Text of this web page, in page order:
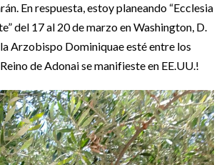
En respuesta, estoy planeando “Ecclesia
del 17 al 20 de marzo en Washington, D.
Arzobispo Dominiquae esté entre los
de Adonai se manifieste en EE.UU.!